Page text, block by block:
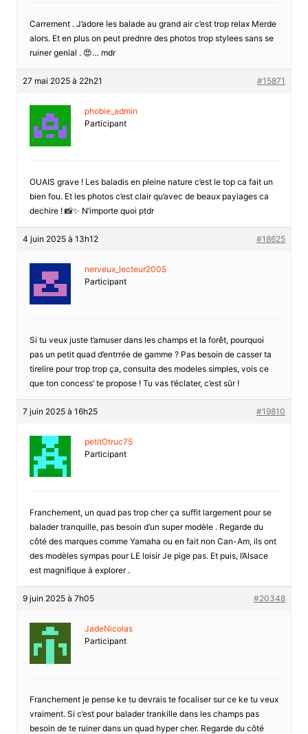
Carrement . J’adore les balade au grand air c’est trop relax Merde
alors. Et en plus on peut prednre des photos trop stylees sans se
ruiner genial . 😍… mdr
27 mai 2025 à 22h21 #15871
phobie_admin
Participant
OUAIS grave ! Les baladis en pleine nature c’est le top ca fait un
bien fou. Et les photos c’est clair qu’avec de beaux payiages ca
dechire ! 📸✨ N’importe quoi ptdr
4 juin 2025 à 13h12 #18625
nerveux_lecteur2005
Participant
Si tu veux juste t’amuser dans les champs et la forêt, pourquoi
pas un petit quad d’entrrée de gamme ? Pas besoin de casser ta
tirelire pour trop trop ça, consulta des modeles simples, vois ce
que ton concess’ te propose ! Tu vas t’éclater, c’est sûr !
7 juin 2025 à 16h25 #19810
petitOtruc75
Participant
Franchement, un quad pas trop cher ça suffit largement pour se
balader tranquille, pas besoin d’un super modèle . Regarde du
côté des marques comme Yamaha ou en fait non Can-Am, ils ont
des modèles sympas pour LE loisir Je pige pas. Et puis, l’Alsace
est magnifique à explorer .
9 juin 2025 à 7h05 #20348
JadeNicolas
Participant
Franchement je pense ke tu devrais te focaliser sur ce ke tu veux
vraiment. Si c’est pour balader trankille dans les champs pas
besoin de te ruiner dans un quad hyper cher. Regarde du côté